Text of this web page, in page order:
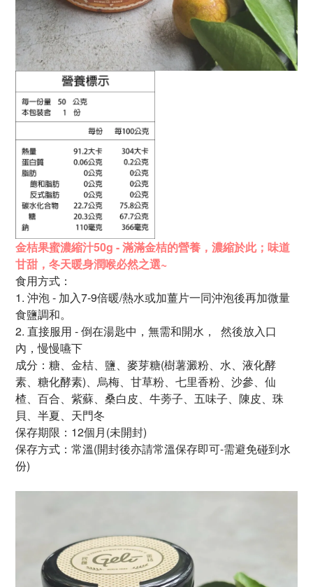
金桔果蜜濃縮汁50g - 滿滿金桔的營養， 濃縮於此；味道
甘甜， 冬天暖身潤喉必然之選~
食用方式：
1. 沖泡 - 加入7-9倍暖/熱水或加薑片一同沖泡後再加微量
食鹽調和。
2. 直接服用 - 倒在湯匙中，無需和開水，
然後放入口
內，慢慢嚥下
成分：糖、金桔、鹽、麥芽糖(樹薯澱粉、水、液化酵
素、 糖化酵素)、烏梅、甘草粉、 七里香粉、沙參、仙
楂、 百合、紫蘇、桑白皮、 牛蒡子、五味子、陳皮、 珠
貝、半夏、天門冬
保存期限：12個月(未開封)
保存方式：常溫(開封後亦請常溫保存即可-需避免碰到水
份)